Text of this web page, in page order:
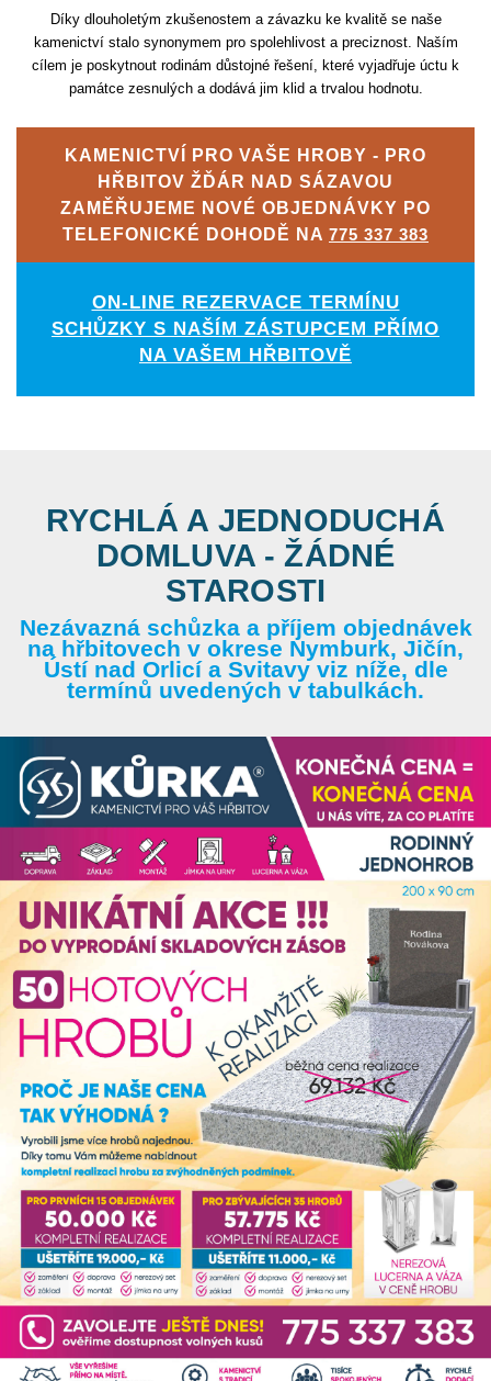
Díky dlouholetým zkušenostem a závazku ke kvalitě se naše
kamenictví stalo synonymem pro spolehlivost a preciznost. Naším
cílem je poskytnout rodinám důstojné řešení, které vyjadřuje úctu k
památce zesnulých a dodává jim klid a trvalou hodnotu.
KAMENICTVÍ PRO VAŠE HROBY - PRO
HŘBITOV ŽĎÁR NAD SÁZAVOU
ZAMĚŘUJEME NOVÉ OBJEDNÁVKY PO
TELEFONICKÉ DOHODĚ NA 775 337 383
ON-LINE REZERVACE TERMÍNU
SCHŮZKY S NAŠÍM ZÁSTUPCEM PŘÍMO
NA VAŠEM HŘBITOVĚ
RYCHLÁ A JEDNODUCHÁ
DOMLUVA - ŽÁDNÉ
STAROSTI
Nezávazná schůzka a příjem objednávek
na hřbitovech v okrese Nymburk, Jičín,
Ústí nad Orlicí a Svitavy viz níže, dle
termínů uvedených v tabulkách.